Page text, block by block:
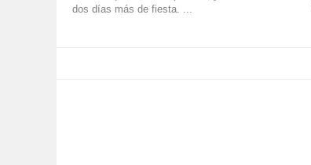
dos días más de fiesta. ...